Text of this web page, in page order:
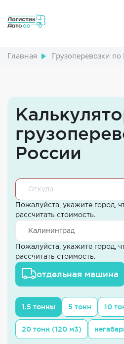
Главная Грузоперевозки
России
Пожалуйста, укажите город,
рассчитать стоимость.
Пожалуйста, укажите город,
рассчитать стоимость.
отдельная машина
1.5 тонны 5 тонн 10
20 тонн (120 м3)